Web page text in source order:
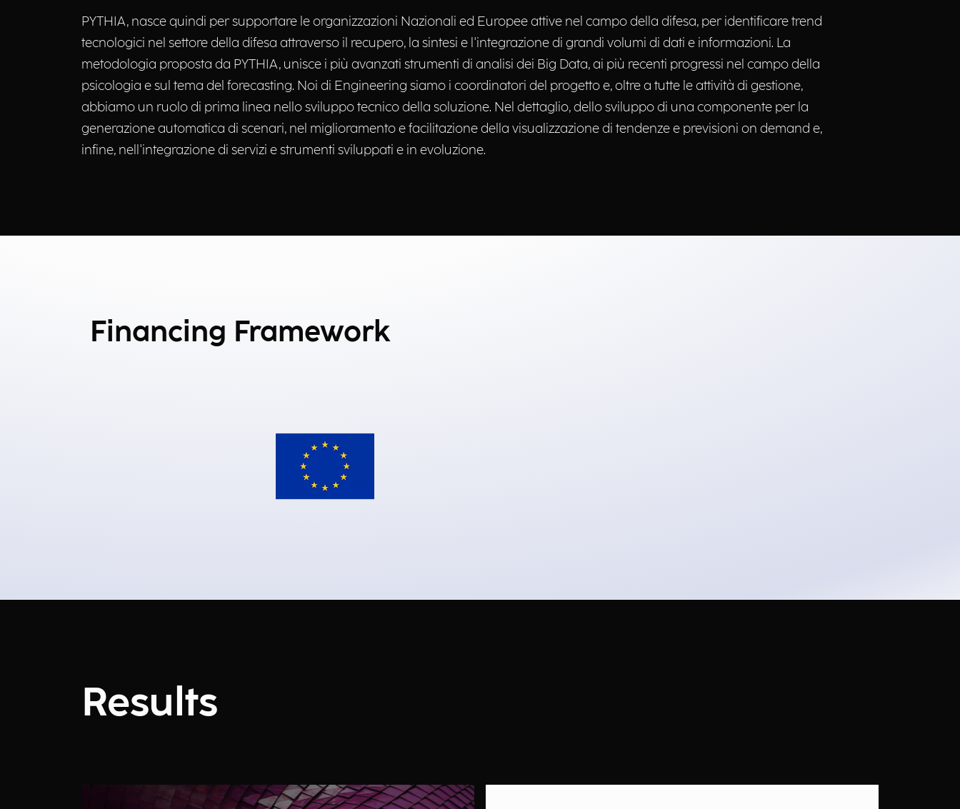
PYTHIA, nasce quindi per supportare le organizzazioni Nazionali ed Europee attive nel campo della difesa, per identificare trend
tecnologici nel settore della difesa attraverso il recupero, la sintesi e l'integrazione di grandi volumi di dati e informazioni. La
metodologia proposta da PYTHIA, unisce i più avanzati strumenti di analisi dei Big Data, ai più recenti progressi nel campo della
psicologia e sul tema del forecasting. Noi di Engineering siamo i coordinatori del progetto e, oltre a tutte le attività di gestione,
abbiamo un ruolo di prima linea nello sviluppo tecnico della soluzione. Nel dettaglio, dello sviluppo di una componente per la
generazione automatica di scenari, nel miglioramento e facilitazione della visualizzazione di tendenze e previsioni on demand e,
infine, nell'integrazione di servizi e strumenti sviluppati e in evoluzione.
Financing Framework
Results